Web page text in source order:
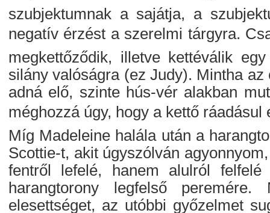
szubjektumnak a sajátja, a
negatív érzést a szerelmi tárgyra.
megkettőződik, illetve kettéválik
silány valóságra (ez Judy). Mintha
adná elő, szinte hús-vér alakban
méghozzá úgy, hogy a kettő ráadásul
Míg Madeleine halála után a
Scottie-t, akit úgyszólván
fentről lefelé, hanem alulról
harangtorony legfelső
elesettséget, az utóbbi győzelmet